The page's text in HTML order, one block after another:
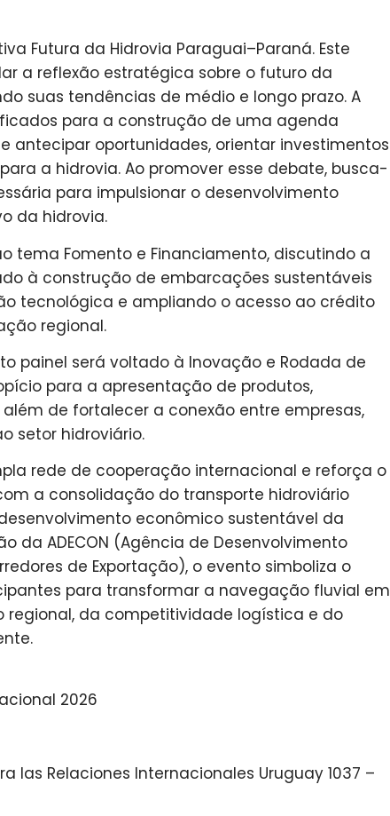
Futura da Hidrovia Paraguai–Paraná. Este
a reflexão estratégica sobre o futuro da
suas tendências de médio e longo prazo. A
para a construção de uma agenda
antecipar oportunidades, orientar investimentos
a hidrovia. Ao promover esse debate, busca-
para impulsionar o desenvolvimento
da hidrovia.
tema Fomento e Financiamento, discutindo a
à construção de embarcações sustentáveis
tecnológica e ampliando o acesso ao crédito
regional.
painel será voltado à Inovação e Rodada de
para a apresentação de produtos,
de fortalecer a conexão entre empresas,
setor hidroviário.
rede de cooperação internacional e reforça o
a consolidação do transporte hidroviário
econômico sustentável da
da ADECON (Agência de Desenvolvimento
de Exportação), o evento simboliza o
para transformar a navegação fluvial em
da competitividade logística e do
2026
las Relaciones Internacionales Uruguay 1037 –